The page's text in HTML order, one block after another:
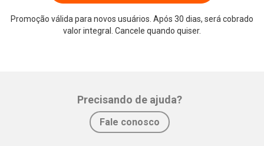
Promoção válida para novos usuários. Após 30 dias, será cobrado
valor integral. Cancele quando quiser.
Precisando de ajuda?
Fale conosco